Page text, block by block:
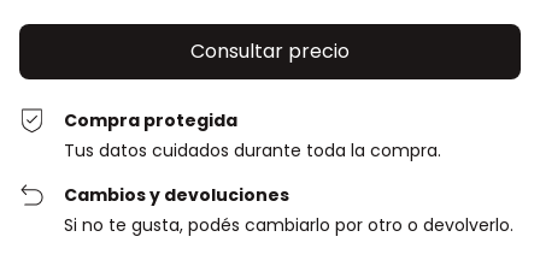
Compra protegida
Tus datos cuidados durante toda la compra.
Cambios y devoluciones
Si no te gusta, podés cambiarlo por otro o devolverlo.